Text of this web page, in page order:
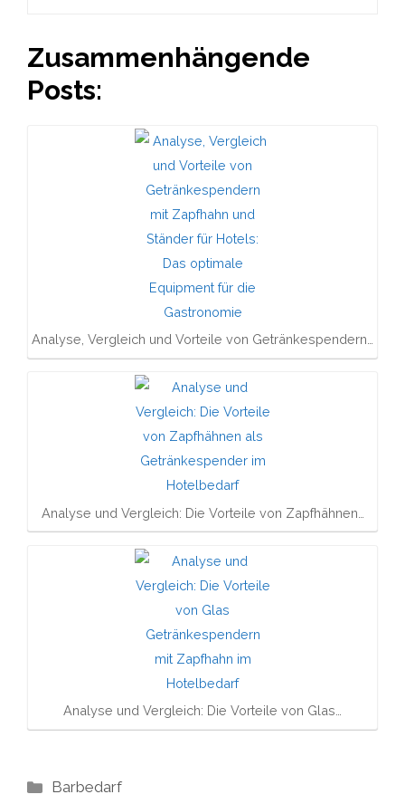
Zusammenhängende
Posts:
Analyse, Vergleich und Vorteile von Getränkespendern…
Analyse und Vergleich: Die Vorteile von Zapfhähnen…
Analyse und Vergleich: Die Vorteile von Glas…
Kategorien
Barbedarf